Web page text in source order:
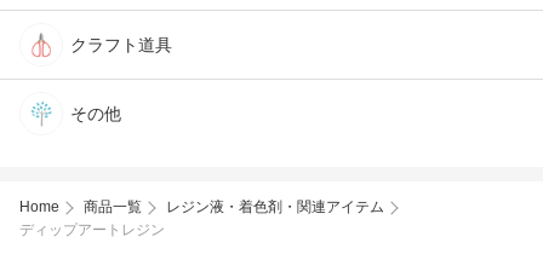
クラフト道具
その他
Home 商品一覧
レジン液・着色剤・関連アイテム
ディップアートレジン